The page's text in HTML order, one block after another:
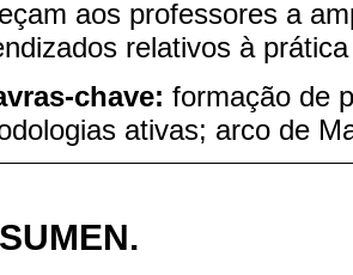
aos professores a
relativos à
chave: formação de
ativas; arco de